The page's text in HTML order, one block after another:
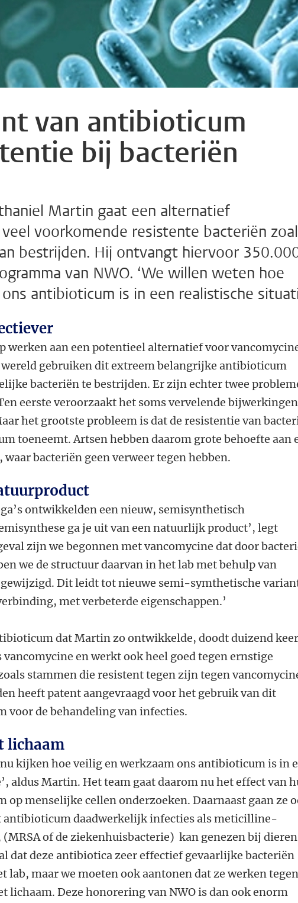
van antibioticum
bij bacteriën
Martin gaat een alternatief
voorkomende resistente bacteriën
bestrijden. Hij ontvangt hiervoor
van NWO. ‘We willen weten hoe
antibioticum is in een realistische
werken aan een potentieel alternatief voor
wereld gebruiken dit extreem belangrijke antibioticum
bacteriën te bestrijden. Er zijn echter twee
eerste veroorzaakt het soms vervelende
het grootste probleem is dat de resistentie van
toeneemt. Artsen hebben daarom grote behoefte aan
bacteriën geen verweer tegen hebben.
ontwikkelden een nieuw, semisynthetisch
ga je uit van een natuurlijk product’, legt
zijn we begonnen met vancomycine dat door
we de structuur daarvan in het lab met behulp van
Dit leidt tot nieuwe semi-symthetische
met verbeterde eigenschappen.’
dat Martin zo ontwikkelde, doodt duizend keer
vancomycine en werkt ook heel goed tegen ernstige
stammen die resistent tegen zijn tegen
heeft patent aangevraagd voor het gebruik van dit
voor de behandeling van infecties.
lichaam
kijken hoe veilig en werkzaam ons antibioticum is in
aldus Martin. Het team gaat daarom nu het effect van
op menselijke cellen onderzoeken. Daarnaast gaan ze
antibioticum daadwerkelijk infecties als meticilline-
(MRSA of de ziekenhuisbacterie) kan genezen bij
dat deze antibiotica zeer effectief gevaarlijke bacteriën
lab, maar we moeten ook aantonen dat ze werken tegen
lichaam. Deze honorering van NWO is dan ook enorm